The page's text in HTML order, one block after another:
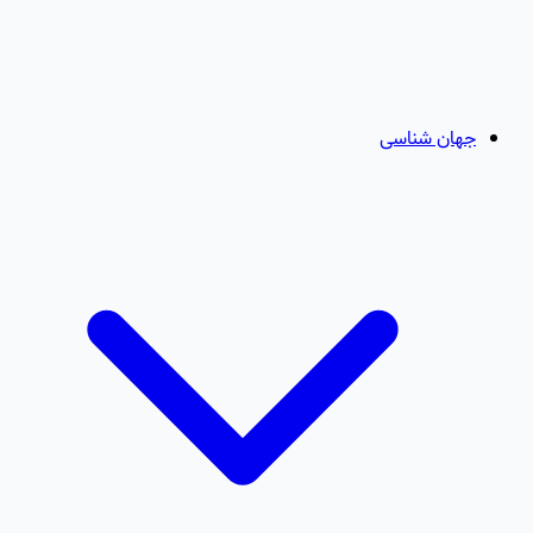
جهان شناسی